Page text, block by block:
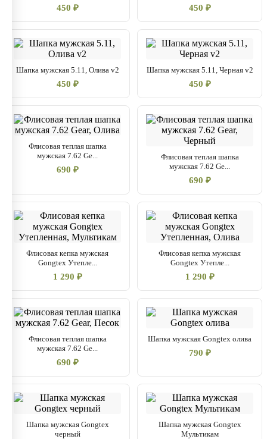
450 ₽ 450 ₽
Шапка мужская 5.11, Олива v2
450 ₽
Шапка мужская 5.11, Черная v2
450 ₽
Флисовая теплая шапка
мужская 7.62 Ge...
690 ₽
Флисовая теплая шапка
мужская 7.62 Ge...
690 ₽
Флисовая кепка мужская
Gongtex Утепле...
1 290 ₽
Флисовая кепка мужская
Gongtex Утепле...
1 290 ₽
Флисовая теплая шапка
мужская 7.62 Ge...
690 ₽
Шапка мужская Gongtex олива
790 ₽
Шапка мужская Gongtex
черный
Шапка мужская Gongtex
Мультикам